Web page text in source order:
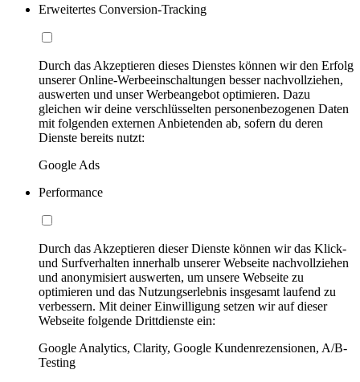
Erweitertes Conversion-Tracking
Durch das Akzeptieren dieses Dienstes können wir den Erfolg
unserer Online-Werbeeinschaltungen besser nachvollziehen,
auswerten und unser Werbeangebot optimieren. Dazu
gleichen wir deine verschlüsselten personenbezogenen Daten
mit folgenden externen Anbietenden ab, sofern du deren
Dienste bereits nutzt:
Google Ads
Performance
Durch das Akzeptieren dieser Dienste können wir das Klick-
und Surfverhalten innerhalb unserer Webseite nachvollziehen
und anonymisiert auswerten, um unsere Webseite zu
optimieren und das Nutzungserlebnis insgesamt laufend zu
verbessern. Mit deiner Einwilligung setzen wir auf dieser
Webseite folgende Drittdienste ein:
Google Analytics, Clarity, Google Kundenrezensionen, A/B-
Testing